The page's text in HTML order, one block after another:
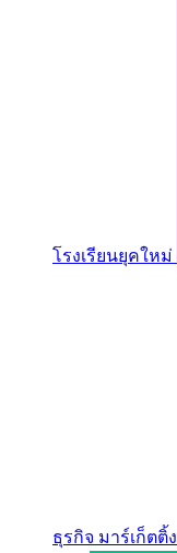
โรงเรียนยุคใหม่
ธุรกิจ มาร์เก็ตติ้ง